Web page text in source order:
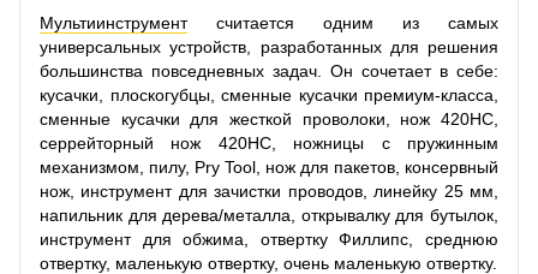
Мультиинструментсчитается одним из самых
универсальных устройств, разработанных для решения
большинства повседневных задач. Он сочетает в себе:
кусачки, плоскогубцы, сменные кусачки премиум-класса,
сменные кусачки для жесткой проволоки, нож 420HC,
серрейторный нож 420HC, ножницы с пружинным
механизмом, пилу, Pry Tool, нож для пакетов, консервный
нож, инструмент для зачистки проводов, линейку 25 мм,
напильник для дерева/металла, открывалку для бутылок,
инструмент для обжима, отвертку Филлипс, среднюю
отвертку, маленькую отвертку, очень маленькую отвертку.